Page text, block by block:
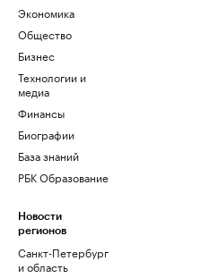
Экономика
Общество
Бизнес
Технологии и
медиа
Финансы
Биографии
База знаний
РБК Образование
Новости
регионов
Санкт-Петербург
и область